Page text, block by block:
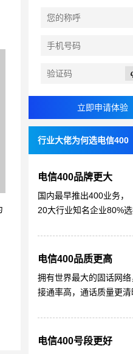
行业大佬为何选电信400
电信400品牌更大
国内最早推出400业务，
20大行业知名企业80%选
电信400品质更高
拥有世界最大的固话网络
接通率高，通话质量更清
电信400号段更好